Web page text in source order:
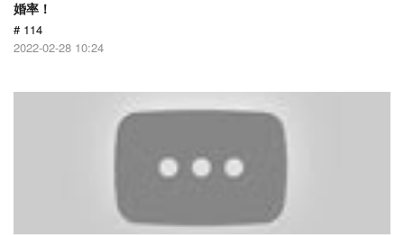
婚率！
# 114
2022-02-28 10:24